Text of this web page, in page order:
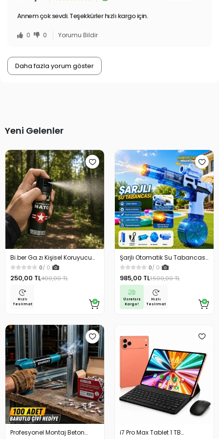
Annem çok sevdi. Teşekkürler hızlı kargo için.
0 0 Yorumu Bildir
Daha fazla yorum göster
Yeni Gelenler
Bi.ber Ga.zı Kişisel Koruyucu
Ekipman Savunma İçin
0/ 0
250,00 TL400,00 TL
Hızlı
Teslimat
Şarjlı Otomatik Su Tabancası
Oyuncak Geniş Hazneli
0/ 0
985,00 TL1.500,00 TL
Ücretsiz
Kargo!
Hızlı
Teslimat
Profesyonel Montaj Beton
i7 Pro Max Tablet 1 TB